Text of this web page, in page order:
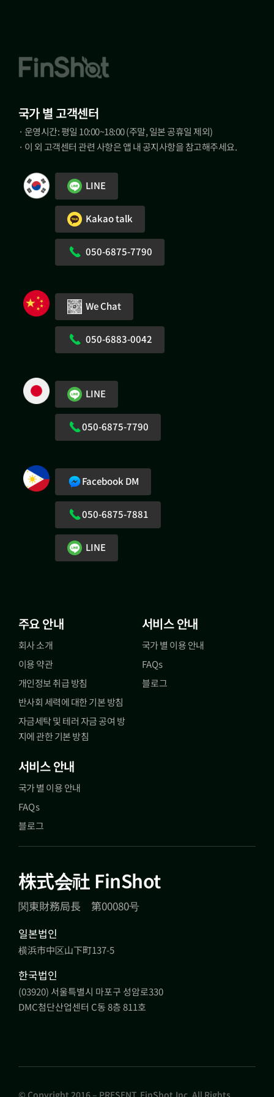
국가 별 고객센터
· 운영시간: 평일 10:00~18:00 (주말, 일본 공휴일 제외)
· 이 외 고객센터 관련 사항은 앱 내 공지사항을 참고해주세요.
LINE
Kakao talk
050-6875-7790
We Chat
050-6883-0042
LINE
050-6875-7790
Facebook DM
050-6875-7881
LINE
주요 안내
회사 소개
이용 약관
개인정보 취급 방침
반사회 세력에 대한 기본 방침
자금세탁 및 테러 자금 공여 방
지에 관한 기본 방침
서비스 안내
국가 별 이용 안내
FAQs
블로그
서비스 안내
국가 별 이용 안내
FAQs
블로그
株式会社 FinShot
関東財務局長 第00080号
일본법인
横浜市中区山下町137-5
한국법인
(03920) 서울특별시 마포구 성암로330
DMC첨단산업센터 C동 8층 811호
© Copyright 2016 – PRESENT. FinShot,Inc. All Rights